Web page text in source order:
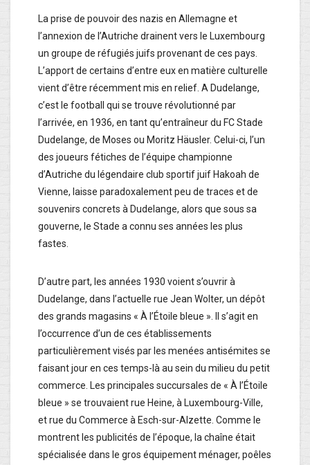
La prise de pouvoir des nazis en Allemagne et
l’annexion de l’Autriche drainent vers le Luxembourg
un groupe de réfugiés juifs provenant de ces pays.
L’apport de certains d’entre eux en matière culturelle
vient d’être récemment mis en relief. A Dudelange,
c’est le football qui se trouve révolutionné par
l’arrivée, en 1936, en tant qu’entraîneur du FC Stade
Dudelange, de Moses ou Moritz Häusler. Celui-ci, l’un
des joueurs fétiches de l’équipe championne
d’Autriche du légendaire club sportif juif Hakoah de
Vienne, laisse paradoxalement peu de traces et de
souvenirs concrets à Dudelange, alors que sous sa
gouverne, le Stade a connu ses années les plus
fastes.
D’autre part, les années 1930 voient s’ouvrir à
Dudelange, dans l’actuelle rue Jean Wolter, un dépôt
des grands magasins « À l’Étoile bleue ». Il s’agit en
l’occurrence d’un de ces établissements
particulièrement visés par les menées antisémites se
faisant jour en ces temps-là au sein du milieu du petit
commerce. Les principales succursales de « À l’Étoile
bleue » se trouvaient rue Heine, à Luxembourg-Ville,
et rue du Commerce à Esch-sur-Alzette. Comme le
montrent les publicités de l’époque, la chaîne était
spécialisée dans le gros équipement ménager, poêles